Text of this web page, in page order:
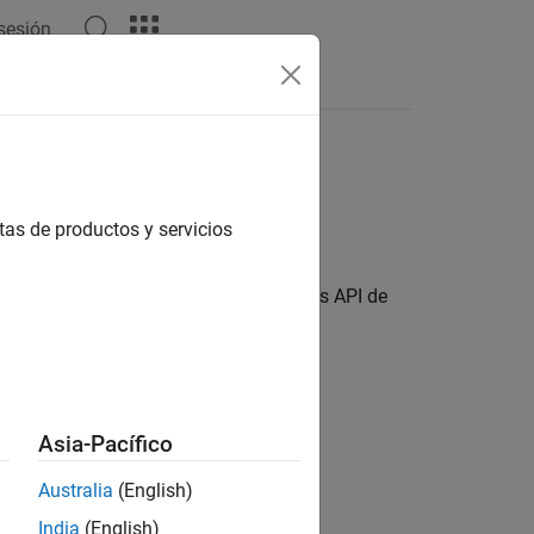
funciones S de
las funciones S
de los bloques a través de varias API de
de productos y servicios
Asia-Pacífico
Australia (English)
India (English)